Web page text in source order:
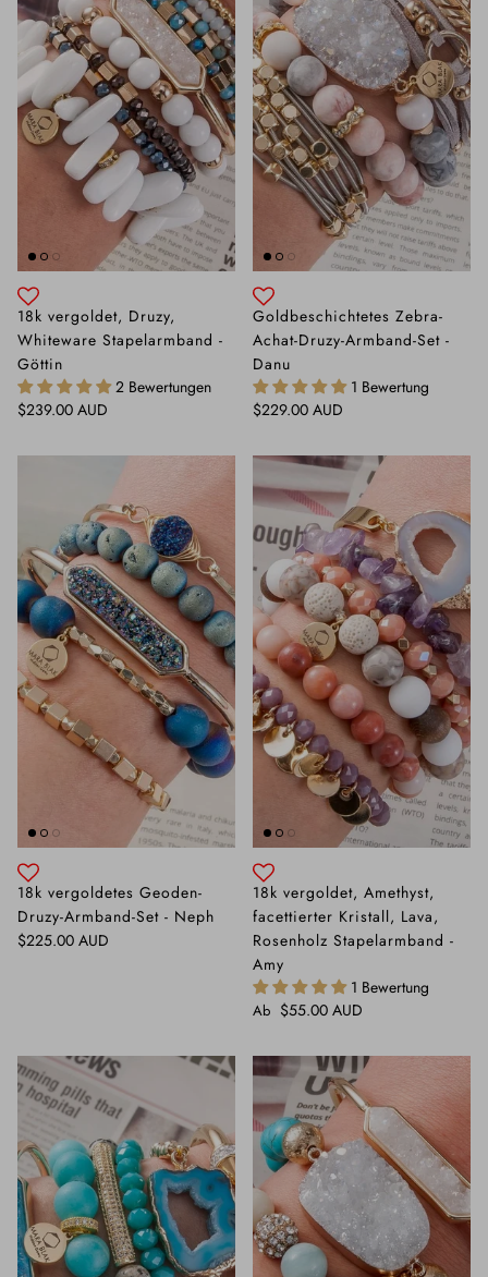
18k vergoldet, Druzy,
Whiteware Stapelarmband -
Göttin
2 Bewertungen
Normaler Preis
$239.00 AUD
Goldbeschichtetes Zebra-
Achat-Druzy-Armband-Set -
Danu
1 Bewertung
Normaler Preis
$229.00 AUD
18k vergoldetes Geoden-
Druzy-Armband-Set - Neph
Normaler Preis
$225.00 AUD
18k vergoldet, Amethyst,
facettierter Kristall, Lava,
Rosenholz Stapelarmband -
Amy
1 Bewertung
Normaler Preis
Ab $55.00 AUD